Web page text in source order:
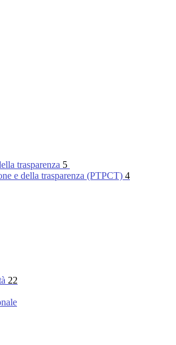
trasparenza 5
e della trasparenza (PTPCT) 4
22